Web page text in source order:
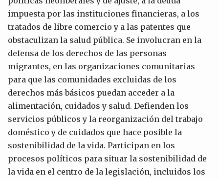
impuesta por las instituciones financieras, a los
tratados de libre comercio y a las patentes que
obstaculizan la salud pública. Se involucran en la
defensa de los derechos de las personas
migrantes, en las organizaciones comunitarias
para que las comunidades excluidas de los
derechos más básicos puedan acceder a la
alimentación, cuidados y salud. Defienden los
servicios públicos y la reorganización del trabajo
doméstico y de cuidados que hace posible la
sostenibilidad de la vida. Participan en los
procesos políticos para situar la sostenibilidad de
la vida en el centro de la legislación, incluidos los